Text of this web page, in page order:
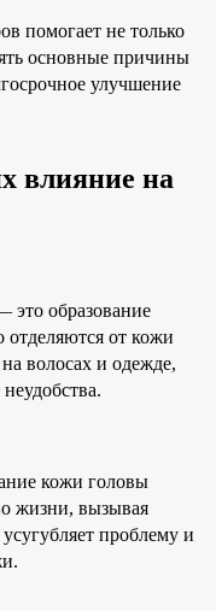
помогает не только
основные причины
улучшение
влияние на
образование
отделяются от кожи
волосах и одежде,
кожи головы
жизни, вызывая
проблему и